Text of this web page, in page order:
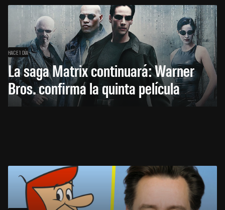
HACE 1 DÍA
La saga Matrix continuará: Warner
Bros. confirma la quinta película